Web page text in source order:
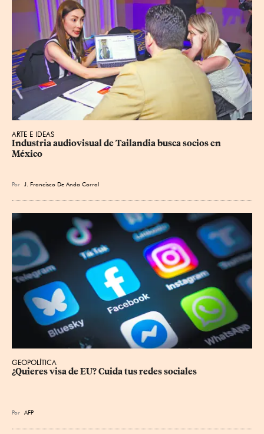
ARTE E IDEAS
Industria audiovisual de Tailandia busca socios en
México
Por J. Francisco De Anda Corral
GEOPOLÍTICA
¿Quieres visa de EU? Cuida tus redes sociales
Por AFP